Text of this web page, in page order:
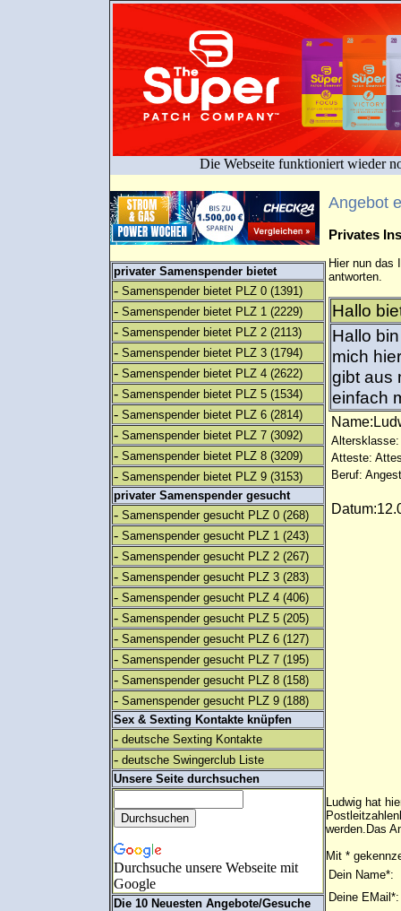
Die Webseite funktioniert wieder
privater Samenspender bietet
- Samenspender bietet PLZ 0 (1391)
- Samenspender bietet PLZ 1 (2229)
- Samenspender bietet PLZ 2 (2113)
- Samenspender bietet PLZ 3 (1794)
- Samenspender bietet PLZ 4 (2622)
- Samenspender bietet PLZ 5 (1534)
- Samenspender bietet PLZ 6 (2814)
- Samenspender bietet PLZ 7 (3092)
- Samenspender bietet PLZ 8 (3209)
- Samenspender bietet PLZ 9 (3153)
privater Samenspender gesucht
- Samenspender gesucht PLZ 0 (268)
- Samenspender gesucht PLZ 1 (243)
- Samenspender gesucht PLZ 2 (267)
- Samenspender gesucht PLZ 3 (283)
- Samenspender gesucht PLZ 4 (406)
- Samenspender gesucht PLZ 5 (205)
- Samenspender gesucht PLZ 6 (127)
- Samenspender gesucht PLZ 7 (195)
- Samenspender gesucht PLZ 8 (158)
- Samenspender gesucht PLZ 9 (188)
Sex & Sexting Kontakte knüpfen
- deutsche Sexting Kontakte
- deutsche Swingerclub Liste
Unsere Seite durchsuchen
Durchsuche unsere Webseite mit
Google
Die 10 Neuesten Angebote/Gesuche
Angebot
Privates
Hier nun das
antworten.
Hallo
Hallo
mich
gibt aus
einfach
Altersklasse:
Atteste:
Beruf:
Ludwig hat
werden.Das
Mit *
Dein Name*:
Deine EMail*: